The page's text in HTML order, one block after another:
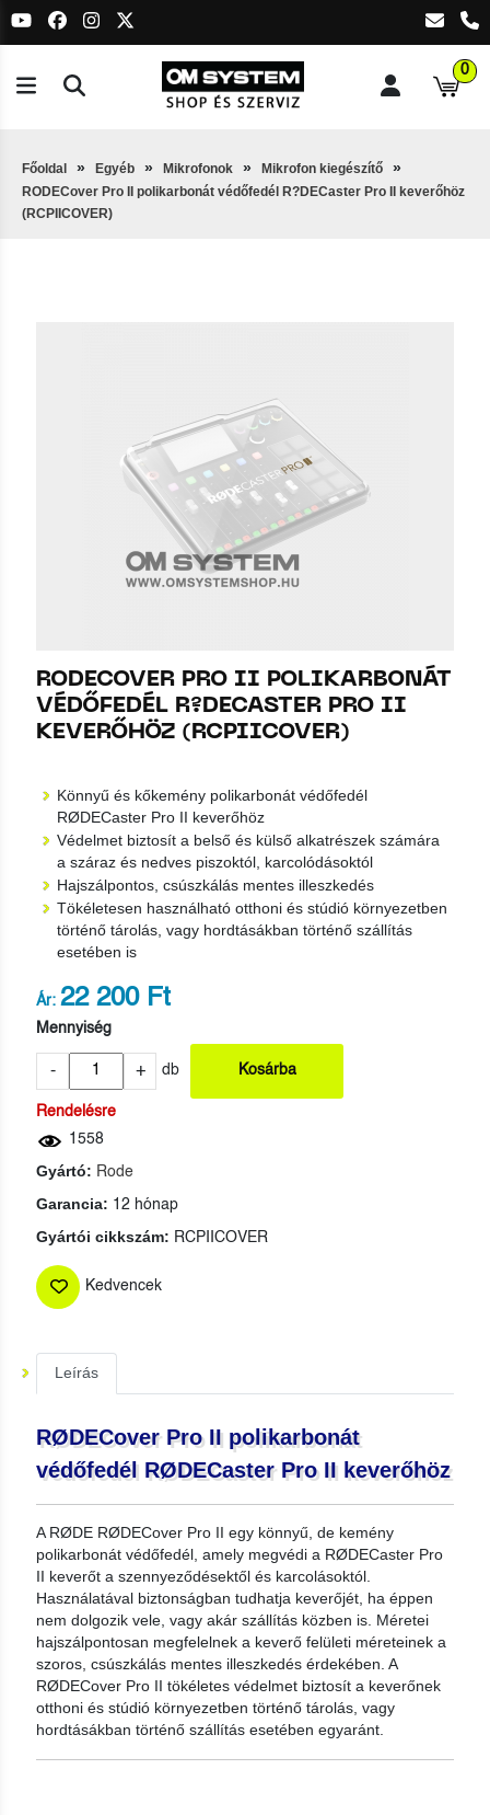
0
Főoldal Egyéb Mikrofonok
Mikrofon kiegészítő
RODECover Pro II polikarbonát védőfedél R?DECaster Pro II keverőhöz
(RCPIICOVER)
RODECOVER PRO II POLIKARBONÁT
VÉDŐFEDÉL R?DECASTER PRO II
KEVERŐHÖZ (RCPIICOVER)
Könnyű és kőkemény polikarbonát védőfedél
RØDECaster Pro II keverőhöz
Védelmet biztosít a belső és külső alkatrészek számára
a száraz és nedves piszoktól, karcolódásoktól
Hajszálpontos, csúszkálás mentes illeszkedés
Tökéletesen használható otthoni és stúdió környezetben
történő tárolás, vagy hordtásákban történő szállítás
esetében is
Ár: 22 200 Ft
Mennyiség
- + db Kosárba
Rendelésre
1558
Gyártó: Rode
Garancia: 12 hónap
Gyártói cikkszám: RCPIICOVER
Kedvencek
Leírás
RØDECover Pro II polikarbonát
védőfedél RØDECaster Pro II keverőhöz
A RØDE RØDECover Pro II egy könnyű, de kemény
polikarbonát védőfedél, amely megvédi a RØDECaster Pro
II keverőt a szennyeződésektől és karcolásoktól.
Használatával biztonságban tudhatja keverőjét, ha éppen
nem dolgozik vele, vagy akár szállítás közben is. Méretei
hajszálpontosan megfelelnek a keverő felületi méreteinek a
szoros, csúszkálás mentes illeszkedés érdekében. A
RØDECover Pro II tökéletes védelmet biztosít a keverőnek
otthoni és stúdió környezetben történő tárolás, vagy
hordtásákban történő szállítás esetében egyaránt.